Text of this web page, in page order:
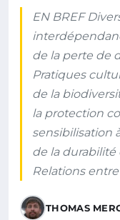
EN BREF
de la perte de
Pratiques
de la
la protection
sensibilisation
de la
Relations
THOMAS